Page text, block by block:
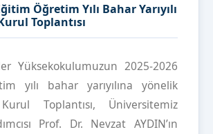
Öğretim Yılı Bahar Yarıyılı
Toplantısı
Yüksekokulumuzun 2025-2026
yılı bahar yarıyılına yönelik
Toplantısı, Üniversitemiz
Prof. Dr. Nevzat AYDIN’ın